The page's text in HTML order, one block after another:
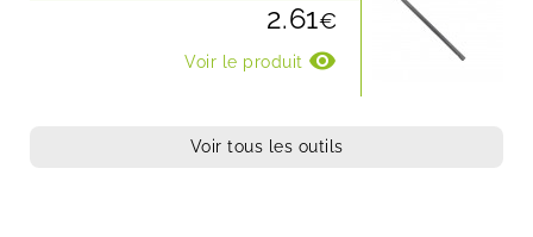
2.61€
Voir le produit visibility
Voir tous les outils